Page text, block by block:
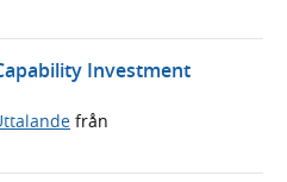
Investment
från